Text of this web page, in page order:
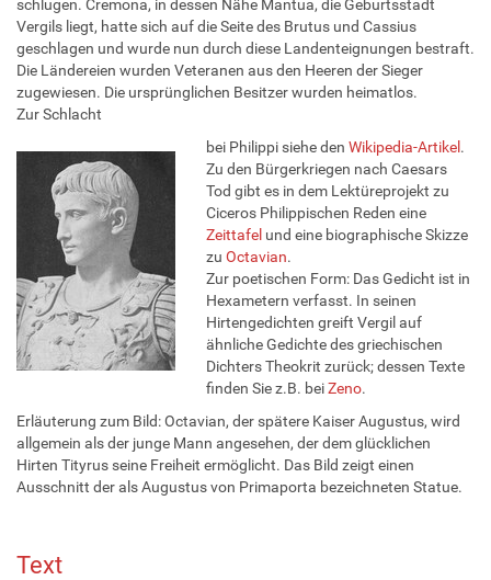
schlugen. Cremona, in dessen Nähe Mantua, die Geburtsstadt
Vergils liegt, hatte sich auf die Seite des Brutus und Cassius
geschlagen und wurde nun durch diese Landenteignungen bestraft.
Die Ländereien wurden Veteranen aus den Heeren der Sieger
zugewiesen. Die ursprünglichen Besitzer wurden heimatlos.
Zur Schlacht
bei Philippi siehe den Wikipedia-Artikel .
Zu den Bürgerkriegen nach Caesars
Tod gibt es in dem Lektüreprojekt zu
Ciceros Philippischen Reden eine
Zeittafel und eine biographische Skizze
zu Octavian.
Zur poetischen Form: Das Gedicht ist in
Hexametern verfasst. In seinen
Hirtengedichten greift Vergil auf
ähnliche Gedichte des griechischen
Dichters Theokrit zurück; dessen Texte
finden Sie z.B. beiZeno.
Erläuterung zum Bild: Octavian, der spätere Kaiser Augustus, wird
allgemein als der junge Mann angesehen, der dem glücklichen
Hirten Tityrus seine Freiheit ermöglicht. Das Bild zeigt einen
Ausschnitt der als Augustus von Primaporta bezeichneten Statue.
Text